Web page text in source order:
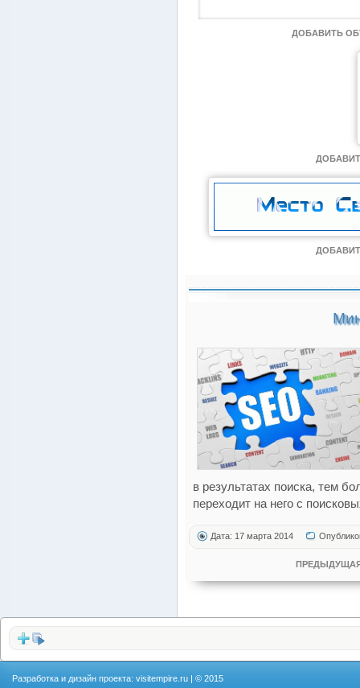
ДОБАВИТЬ
в результатах поиска, тем
переходит на него с
Дата: 17 марта 2014
Разработка и дизайн проекта: visitempire.ru | © 2015